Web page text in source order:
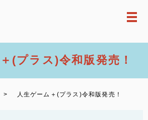
メ
(プラス)令和版発売！
人生ゲーム＋(プラス)令和版発売！